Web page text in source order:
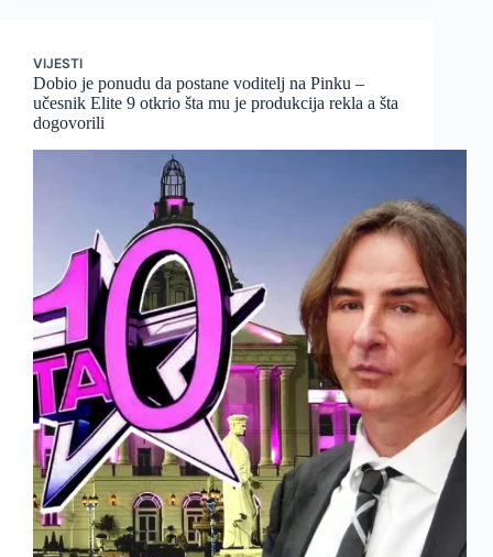
VIJESTI
Dobio je ponudu da postane voditelj na Pinku –
učesnik Elite 9 otkrio šta mu je produkcija rekla a šta
dogovorili